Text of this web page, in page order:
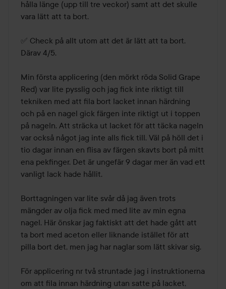
hålla länge (upp till tre veckor) samt att det skulle
vara lätt att ta bort.
✅ Check på allt utom att det är lätt att ta bort.
Därav 4/5.
Min första applicering (den mörkt röda Solid Grape
Red) var lite pysslig och jag fick inte riktigt till
tekniken med att fila bort lacket innan härdning
och på en nagel gick färgen inte riktigt ut i toppen
på nageln. Att sträcka ut lacket för att täcka nageln
var också något jag inte alls fick till. Väl på höll det i
tio dagar innan en flisa av färgen skavts bort på mitt
ena pekfinger. Det är ungefär 9 dagar mer än vad ett
vanligt lack hade hållit.
Borttagningen var lite svår då jag även trots
mängder av olja fick med med lite av min egna
nagel. Här önskar jag faktiskt att det hade gått att
ta bort med aceton eller liknande istället för att
pilla bort det, men jag har naglar som lätt skivar sig.
För applicering nr två struntade jag i instruktionerna
om att fila innan härdning utan satte på lacket,